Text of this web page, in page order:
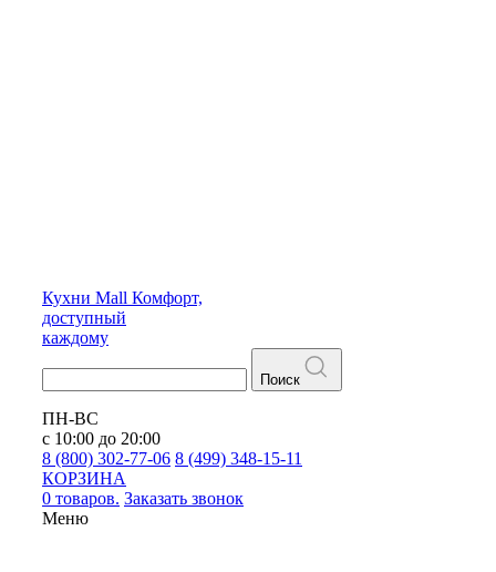
Кухни Mall Комфорт,
доступный
каждому
Поиск
ПН-ВС
с 10:00 до 20:00
8 (800) 302-77-06 8 (499) 348-15-11
КОРЗИНА
0 товаров. Заказать звонок
Меню